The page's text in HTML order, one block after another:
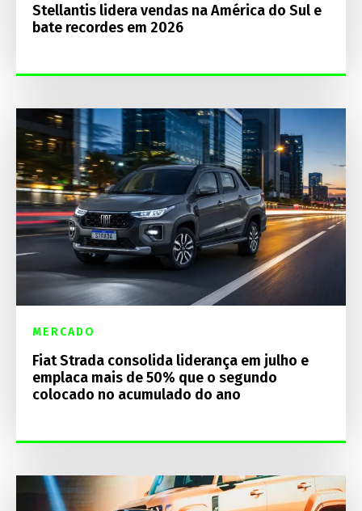
Stellantis lidera vendas na América do Sul e
bate recordes em 2026
MERCADO
Fiat Strada consolida liderança em julho e
emplaca mais de 50% que o segundo
colocado no acumulado do ano